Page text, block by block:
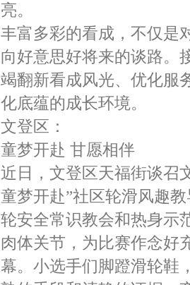
亮。
丰富多彩的看成，不仅是
向好意思好将来的谈路。
竭翻新看成风光、优化服
化底蕴的成长环境。
文登区：
童梦开赴 甘愿相伴
近日，文登区天福街谈召
童梦开赴”社区轮滑风趣
轮安全常识教会和热身示
肉体关节，为比赛作念好
幕。小选手们脚蹬滑轮鞋